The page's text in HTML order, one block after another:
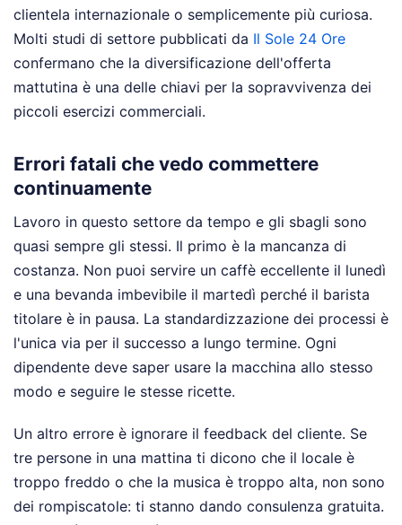
clientela internazionale o semplicemente più curiosa.
Molti studi di settore pubblicati da Il Sole 24 Ore
confermano che la diversificazione dell'offerta
mattutina è una delle chiavi per la sopravvivenza dei
piccoli esercizi commerciali.
Errori fatali che vedo commettere
continuamente
Lavoro in questo settore da tempo e gli sbagli sono
quasi sempre gli stessi. Il primo è la mancanza di
costanza. Non puoi servire un caffè eccellente il lunedì
e una bevanda imbevibile il martedì perché il barista
titolare è in pausa. La standardizzazione dei processi è
l'unica via per il successo a lungo termine. Ogni
dipendente deve saper usare la macchina allo stesso
modo e seguire le stesse ricette.
Un altro errore è ignorare il feedback del cliente. Se
tre persone in una mattina ti dicono che il locale è
troppo freddo o che la musica è troppo alta, non sono
dei rompiscatole: ti stanno dando consulenza gratuita.